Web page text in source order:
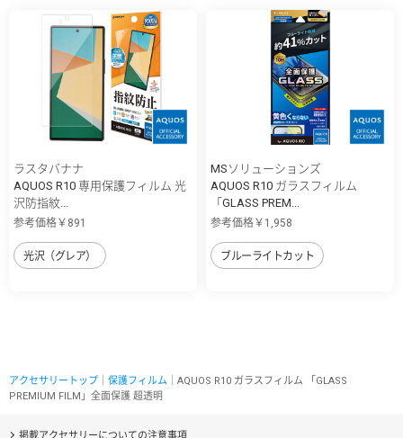
ラスタバナナ
AQUOS R10 専用保護フィルム 光
沢防指紋...
参考価格￥891
光沢（グレア）
MSソリューションズ
AQUOS R10 ガラスフィルム
「GLASS PREM...
参考価格￥1,958
ブルーライトカット
アクセサリートップ 保護フィルム ｜AQUOS R10 ガラスフィルム 「GLASS
PREMIUM FILM」全面保護 超透明
掲載アクセサリーについての注意事項